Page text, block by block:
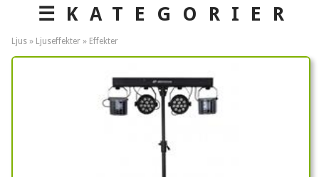
Ljus » Ljuseffekter » Effekter
☰KATEGORIER